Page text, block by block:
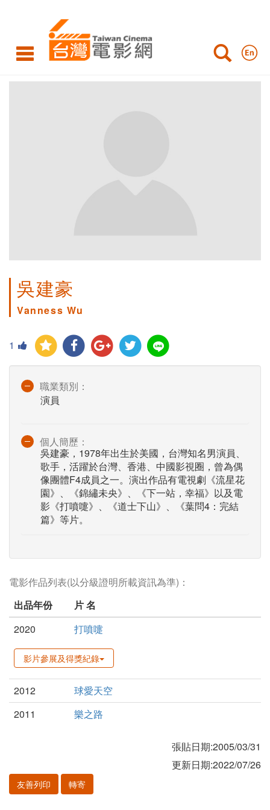
吳建豪
Vanness Wu
1
職業類別：
演員
個人簡歷：
吳建豪，1978年出生於美國，台灣知名男演員、
歌手，活躍於台灣、香港、中國影視圈，曾為偶
像團體F4成員之一。演出作品有電視劇《流星花
園》、《錦繡未央》、《下一站，幸福》以及電
影《打噴嚏》、《道士下山》、《葉問4：完結
篇》等片。
電影作品列表(以分級證明所載資訊為準)：
出品年份
片 名
2020
打噴嚏
影片參展及得獎紀錄
2012
球愛天空
2011
樂之路
張貼日期:2005/03/31
更新日期:2022/07/26
友善列印 轉寄